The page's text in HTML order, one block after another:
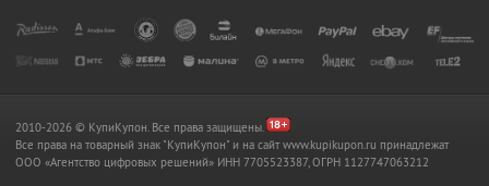
2010-2026 © КупиКупон. Все права защищены.
Все права на товарный знак "КупиКупон" и на сайт www.kupikupon.ru принадлежат
OOO «Агентство цифровых решений» ИНН 7705523387, ОГРН 1127747063212